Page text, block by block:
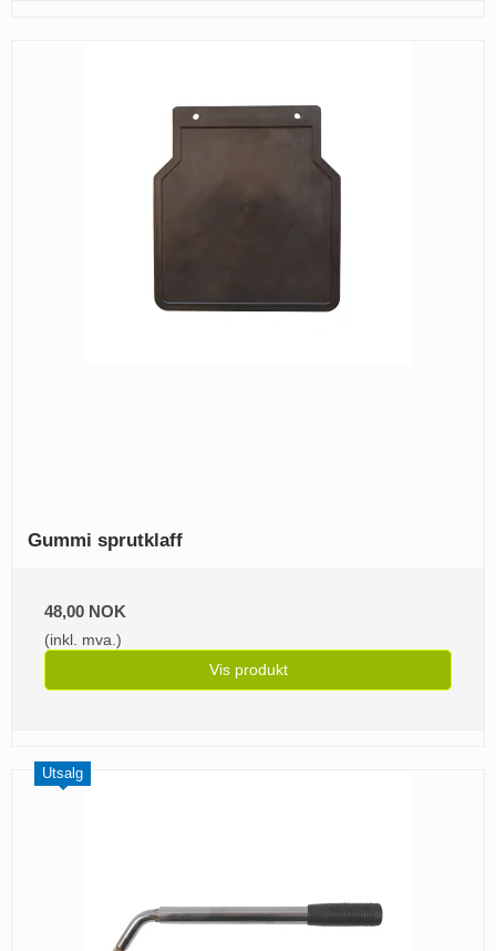
Gummi sprutklaff
48,00 NOK
(inkl. mva.)
Vis produkt
Utsalg